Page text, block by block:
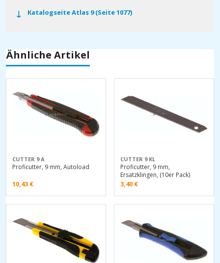
Katalogseite Atlas 9 (Seite 1077)
Ähnliche Artikel
CUTTER 9 A
Proficutter, 9 mm, Autoload
10,43 €
CUTTER 9 KL
Proficutter, 9 mm,
Ersatzklingen, (10er Pack)
3,40 €